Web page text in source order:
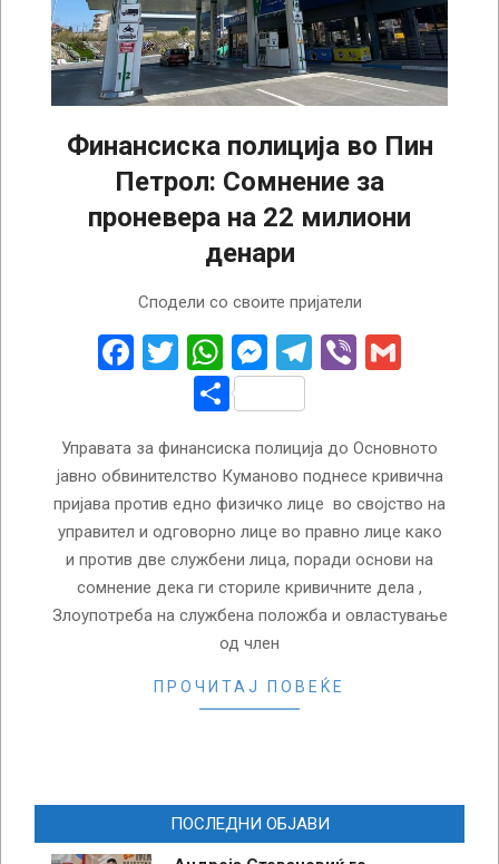
Финансиска полиција во Пин
Петрол: Сомнение за
проневера на 22 милиони
денари
Сподели со своите пријатели
Facebook
Twitter
WhatsApp
Messenger
Telegram
Viber
Share
Управата за финансиска полиција до Основното
јавно обвинителство Куманово поднесе кривична
пријава против едно физичко лице во својство на
управител и одговорно лице во правно лице како
и против две службени лица, поради основи на
сомнение дека ги сториле кривичните дела ,
Злоупотреба на службена положба и овластување
од член
ПРОЧИТАЈ ПОВЕЌЕ
ПОСЛЕДНИ ОБЈАВИ